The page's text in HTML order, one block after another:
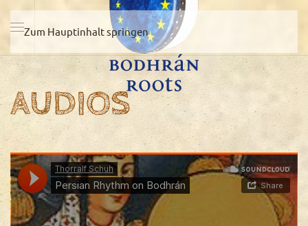
Zum Hauptinhalt springen
AUDIOS